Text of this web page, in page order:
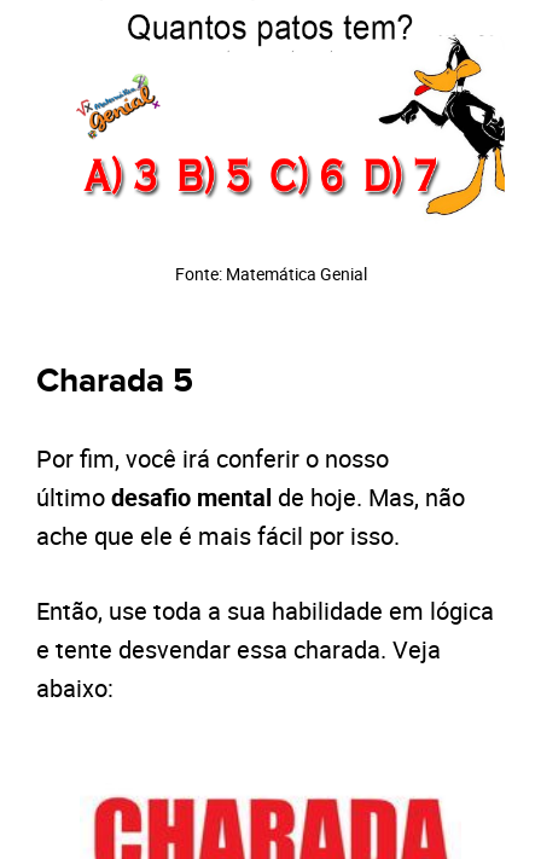
Fonte: Matemática Genial
Charada 5
Por fim, você irá conferir o nosso
últimodesafio mental de hoje. Mas, não
ache que ele é mais fácil por isso.
Então, use toda a sua habilidade em lógica
e tente desvendar essa charada. Veja
abaixo: